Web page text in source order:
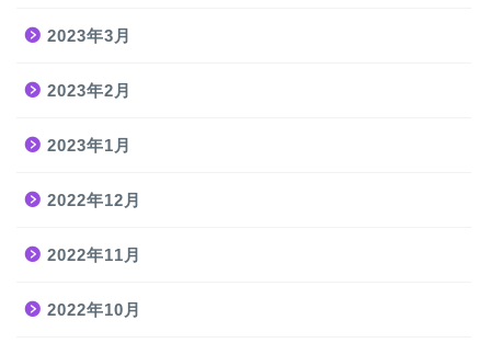
2023年3月
2023年2月
2023年1月
2022年12月
2022年11月
2022年10月